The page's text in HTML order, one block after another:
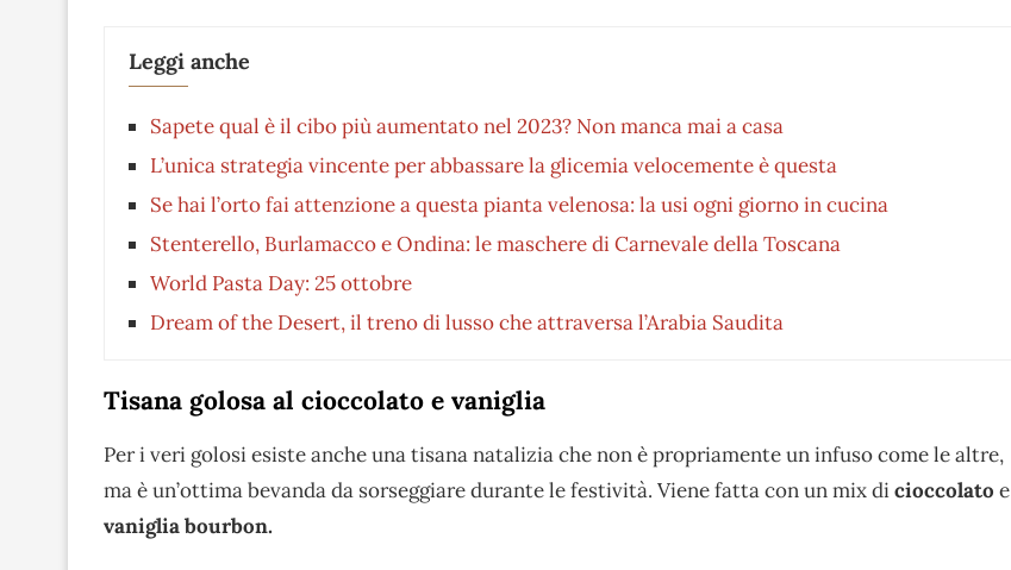
Leggi anche
Sapete qual è il cibo più aumentato nel 2023? Non manca mai a casa
L’unica strategia vincente per abbassare la glicemia velocemente è questa
Se hai l’orto fai attenzione a questa pianta velenosa: la usi ogni giorno in cucina
Stenterello, Burlamacco e Ondina: le maschere di Carnevale della Toscana
World Pasta Day: 25 ottobre
Dream of the Desert, il treno di lusso che attraversa l’Arabia Saudita
Tisana golosa al cioccolato e vaniglia
Per i veri golosi esiste anche una tisana natalizia che non è propriamente un infuso come le altre,
ma è un’ottima bevanda da sorseggiare durante le festività. Viene fatta con un mix dicioccolato e
vaniglia bourbon.